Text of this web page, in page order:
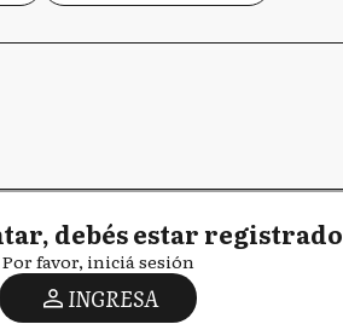
debés estar registrado
Por favor, iniciá sesión
INGRESA